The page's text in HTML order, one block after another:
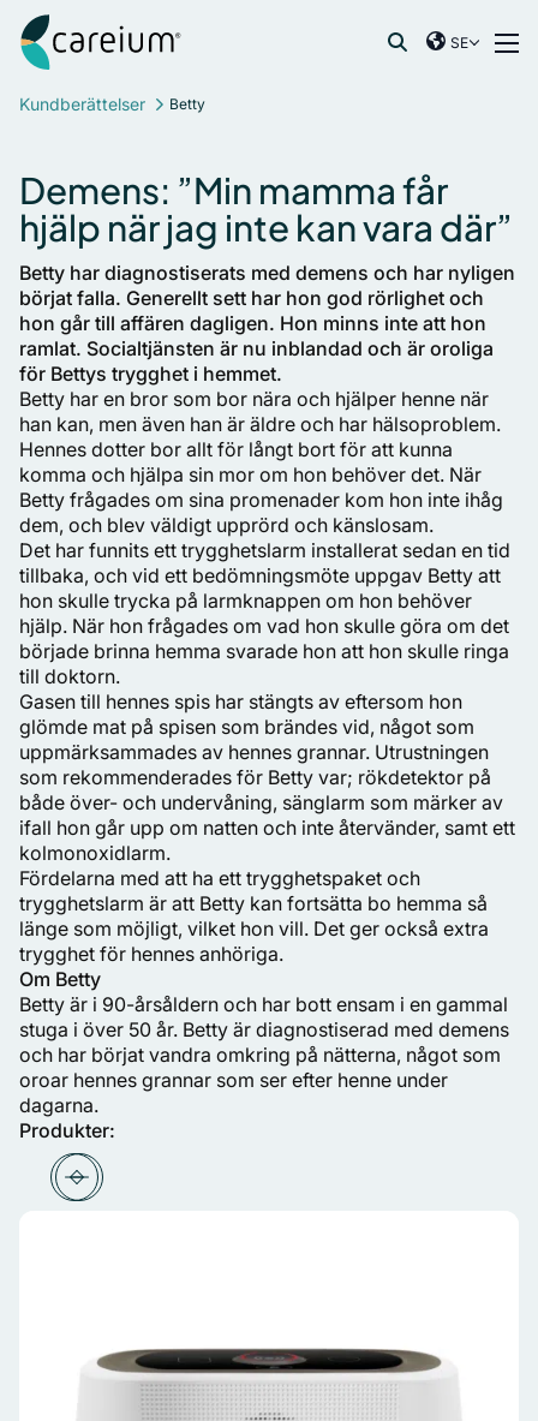
Hoppa till innehåll
Careium Sweden
SE
Netherlands
Norway
Sweden
United Kingdom
Sök efter:
Kundberättelser Betty
Demens: ”Min mamma får
hjälp när jag inte kan vara där”
Betty har diagnostiserats med demens och har nyligen
börjat falla. Generellt sett har hon god rörlighet och
hon går till affären dagligen. Hon minns inte att hon
ramlat. Socialtjänsten är nu inblandad och är oroliga
för Bettys trygghet i hemmet.
Betty har en bror som bor nära och hjälper henne när
han kan, men även han är äldre och har hälsoproblem.
Hennes dotter bor allt för långt bort för att kunna
komma och hjälpa sin mor om hon behöver det. När
Betty frågades om sina promenader kom hon inte ihåg
dem, och blev väldigt upprörd och känslosam.
Det har funnits ett trygghetslarm installerat sedan en tid
tillbaka, och vid ett bedömningsmöte uppgav Betty att
hon skulle trycka på larmknappen om hon behöver
hjälp. När hon frågades om vad hon skulle göra om det
började brinna hemma svarade hon att hon skulle ringa
till doktorn.
Gasen till hennes spis har stängts av eftersom hon
glömde mat på spisen som brändes vid, något som
uppmärksammades av hennes grannar. Utrustningen
som rekommenderades för Betty var; rökdetektor på
både över- och undervåning, sänglarm som märker av
ifall hon går upp om natten och inte återvänder, samt ett
kolmonoxidlarm.
Fördelarna med att ha ett trygghetspaket och
trygghetslarm är att Betty kan fortsätta bo hemma så
länge som möjligt, vilket hon vill. Det ger också extra
trygghet för hennes anhöriga.
Om Betty
Betty är i 90-årsåldern och har bott ensam i en gammal
stuga i över 50 år. Betty är diagnostiserad med demens
och har börjat vandra omkring på nätterna, något som
oroar hennes grannar som ser efter henne under
dagarna.
Produkter: